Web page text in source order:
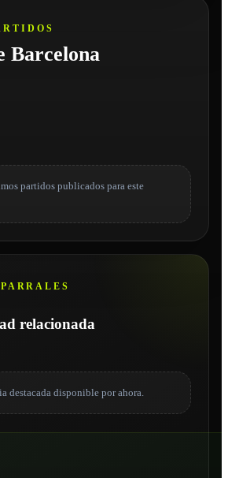
Barcelona
partidos publicados para este
relacionada
destacada disponible por ahora.